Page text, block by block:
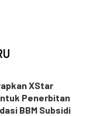
XStar
Penerbitan
BBM Subsidi